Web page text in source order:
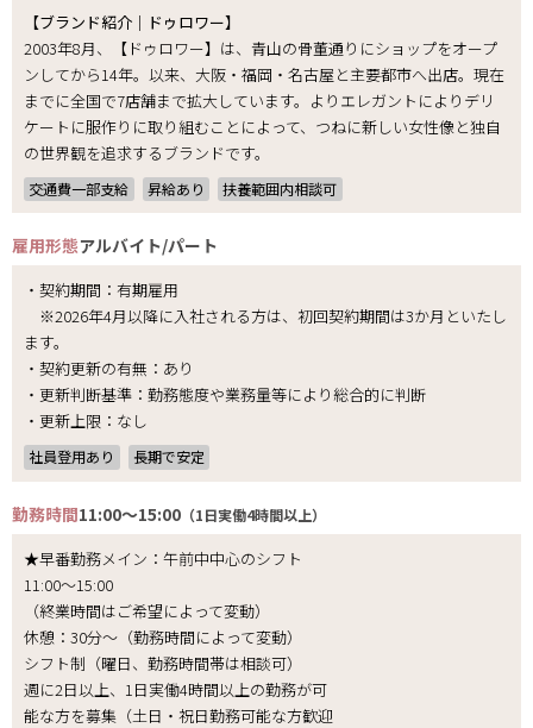
【ブランド紹介｜ドゥロワー】
2003年8月、【ドゥロワー】は、青山の骨董通りにショップをオープ
ンしてから14年。以来、大阪・福岡・名古屋と主要都市へ出店。現在
までに全国で7店舗まで拡大しています。よりエレガントによりデリ
ケートに服作りに取り組むことによって、つねに新しい女性像と独自
の世界観を追求するブランドです。
交通費一部支給 昇給あり 扶養範囲内相談可
雇用形態アルバイト/パート
・契約期間：有期雇用
※2026年4月以降に入社される方は、初回契約期間は3か月といたし
ます。
・契約更新の有無：あり
・更新判断基準：勤務態度や業務量等により総合的に判断
・更新上限：なし
社員登用あり 長期で安定
勤務時間11:00～15:00 （1日実働4時間以上）
★早番勤務メイン：午前中中心のシフト
11:00～15:00
（終業時間はご希望によって変動）
休憩：30分～（勤務時間によって変動）
シフト制（曜日、勤務時間帯は相談可）
週に2日以上、1日実働4時間以上の勤務が可
能な方を募集（土日・祝日勤務可能な方歓迎